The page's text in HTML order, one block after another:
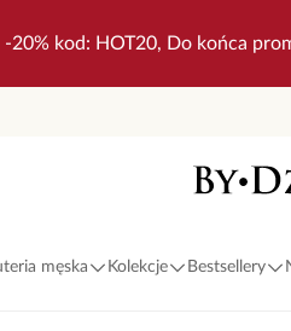
-20% kod: HOT20, Do końca
męska Kolekcje Bestsellery